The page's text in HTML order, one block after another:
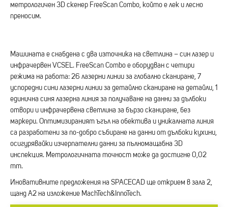
метрологичен 3D скенер FreeScan Combo, който е лек и лесно
преносим.
Машината е снабдена с два източника на светлина – син лазер и
инфрачервен VCSEL. FreeScan Combo е оборудван с четири
режима на работа: 26 лазерни линии за глобално сканиране, 7
успоредни сини лазерни линии за детайлно сканиране на детайли, 1
единична синя лазерна линия за получаване на данни за дълбоки
отвори и инфрачервена светлина за бързо сканиране, без
маркери. Оптимизираният ъгъл на обектива и уникалната линия
са разработени за по-добро събиране на данни от дълбоки кухини,
осигурявайки изчерпателни данни за пълномащабна 3D
инспекция. Метрологичната точност може да достигне 0,02
mm.
Иновативните предложения на SPACECAD ще открием в зала 2,
щанд А2 на изложение MachTech&InnoTech.